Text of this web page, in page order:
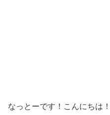
なっとーです！こんにちは！